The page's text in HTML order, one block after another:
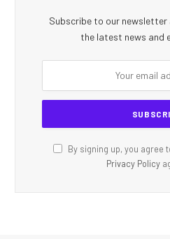
Subscribe to our
the latest news and
By signing up, you agree
Privacy Policy